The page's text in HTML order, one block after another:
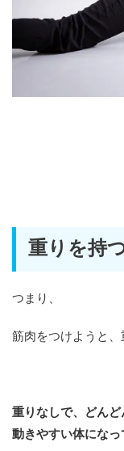
重りを持
つまり、
筋肉をつけようと
重りなしで、どんど
動きやすい体になっ